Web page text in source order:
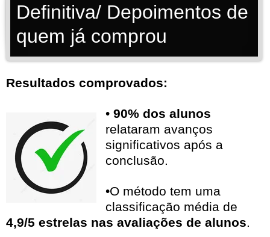
Definitiva/ Depoimentos de
quem já comprou
Resultados comprovados:
• 90% dos alunos
relataram avanços
significativos após a
conclusão.
•O método tem uma
classificação média de
4,9/5 estrelas nas avaliações de alunos.